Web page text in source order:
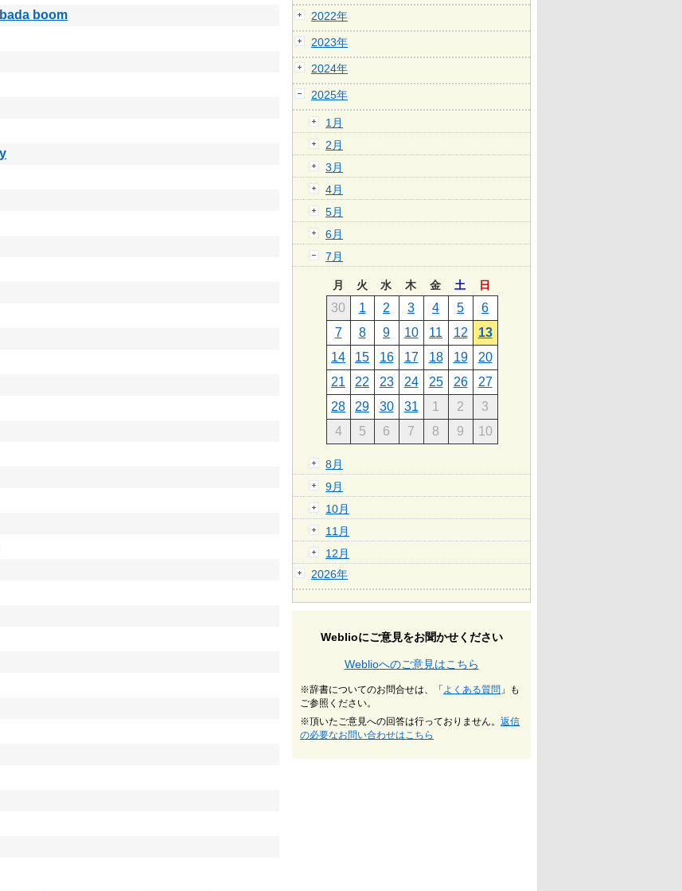
boom
2022年
2023年
2024年
2025年
1月
2月
3月
4月
5月
6月
7月
月 火 水 木 金 土 日
30 1 2 3 4 5
6
7
8 9 10 11 12
13
14
15 16 17 18 19
20
21
22 23 24 25 26
27
28
29 30 31 1 2
3
4
5 6 7 8 9 10
8月
9月
10月
11月
12月
2026年
Weblioにご意見をお聞かせください
Weblioへのご意見はこちら
※辞書についてのお問合せは、「 よくある質問 」も
ご参照ください。
※頂いたご意見への回答は行っておりません。 返信
の必要なお問い合わせはこちら